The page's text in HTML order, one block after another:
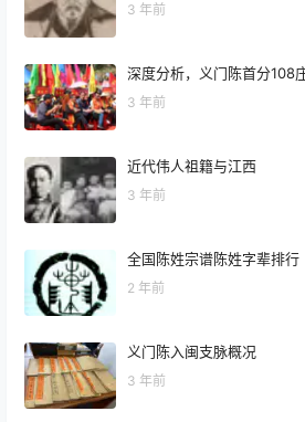
3 年前
深度分析，义门陈首分108
3 年前
近代伟人祖籍与江西
3 年前
全国陈姓宗谱陈姓字辈排行
2 年前
义门陈入闽支脉概况
3 年前